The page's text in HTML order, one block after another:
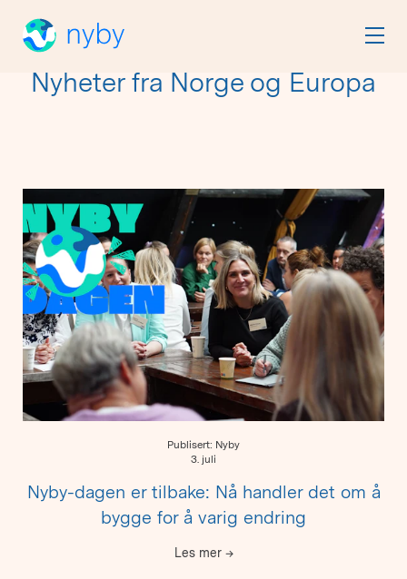
Nyheter fra Norge og Europa
av
209
Publisert: Nyby
3. juli
Nyby-dagen er tilbake: Nå handler det om å
bygge for å varig endring
Les mer →